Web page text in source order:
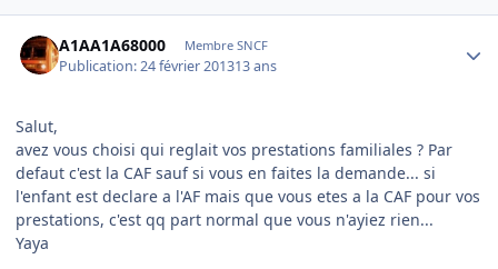
A1AA1A68000 Membre SNCF
Publication:24 février 201313 ans
Salut,
avez vous choisi qui reglait vos prestations familiales ? Par
defaut c'est la CAF sauf si vous en faites la demande... si
l'enfant est declare a l'AF mais que vous etes a la CAF pour vos
prestations, c'est qq part normal que vous n'ayiez rien...
Yaya